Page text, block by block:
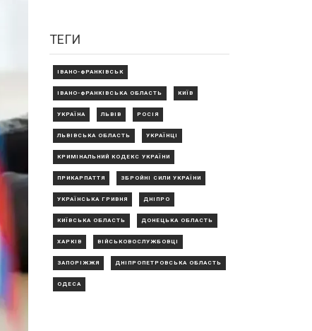
ТЕГИ
ІВАНО-ФРАНКІВСЬК
ІВАНО-ФРАНКІВСЬКА ОБЛАСТЬ КИЇВ
УКРАЇНА ЛЬВІВ РОСІЯ
ЛЬВІВСЬКА ОБЛАСТЬ УКРАЇНЦІ
КРИМІНАЛЬНИЙ КОДЕКС УКРАЇНИ
ПРИКАРПАТТЯ ЗБРОЙНІ СИЛИ УКРАЇНИ
УКРАЇНСЬКА ГРИВНЯ ДНІПРО
КИЇВСЬКА ОБЛАСТЬ ДОНЕЦЬКА ОБЛАСТЬ
ХАРКІВ ВІЙСЬКОВОСЛУЖБОВЦІ
ЗАПОРІЖЖЯ ДНІПРОПЕТРОВСЬКА ОБЛАСТЬ
ОДЕСА